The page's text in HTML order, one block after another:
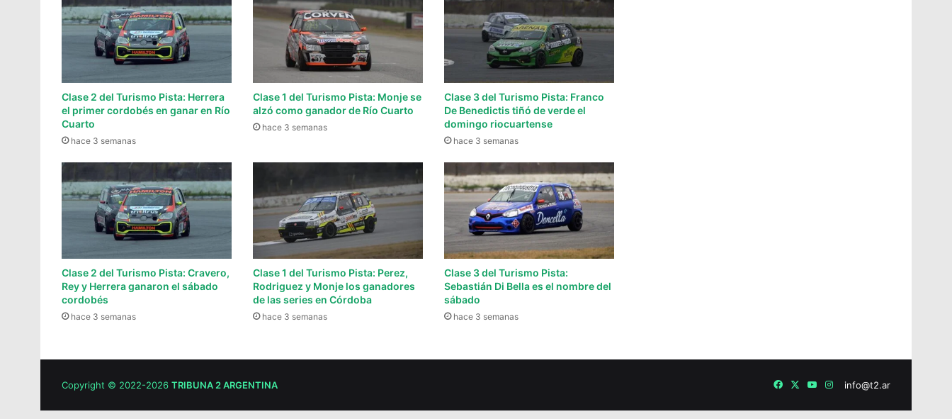
Clase 2 del Turismo Pista: Herrera
el primer cordobés en ganar en Río
Cuarto
hace 3 semanas
Clase 1 del Turismo Pista: Monje se
alzó como ganador de Río Cuarto
hace 3 semanas
Clase 3 del Turismo Pista: Franco
De Benedictis tiñó de verde el
domingo riocuartense
hace 3 semanas
Clase 2 del Turismo Pista: Cravero,
Rey y Herrera ganaron el sábado
cordobés
hace 3 semanas
Clase 1 del Turismo Pista: Perez,
Rodriguez y Monje los ganadores
de las series en Córdoba
hace 3 semanas
Clase 3 del Turismo Pista:
Sebastián Di Bella es el nombre del
sábado
hace 3 semanas
Copyright © 2022-2026 TRIBUNA 2 ARGENTINA info@t2.ar
Facebook
X YouTube
Instagram